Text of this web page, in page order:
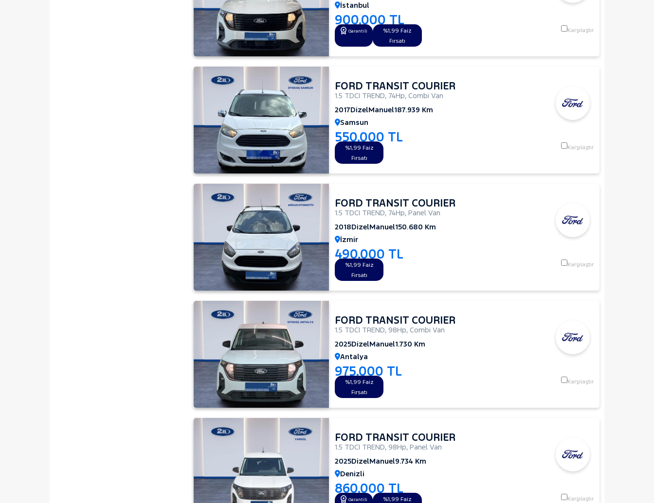
İstanbul
900.000 TL
Garantili
%1,99 Faiz
Fırsatı
Karşılaştır
FORD TRANSIT COURIER
1.5 TDCI TREND, 74Hp, Combi Van
2017DizelManuel187.939 Km
Samsun
550.000 TL
%1,99 Faiz
Fırsatı
Karşılaştır
FORD TRANSIT COURIER
1.5 TDCI TREND, 74Hp, Panel Van
2018DizelManuel150.680 Km
İzmir
490.000 TL
%1,99 Faiz
Fırsatı
Karşılaştır
FORD TRANSIT COURIER
1.5 TDCI TREND, 98Hp, Combi Van
2025DizelManuel1.730 Km
Antalya
975.000 TL
%1,99 Faiz
Fırsatı
Karşılaştır
FORD TRANSIT COURIER
1.5 TDCI TREND, 98Hp, Panel Van
2025DizelManuel9.734 Km
Denizli
860.000 TL
Garantili %1,99 Faiz Karşılaştır